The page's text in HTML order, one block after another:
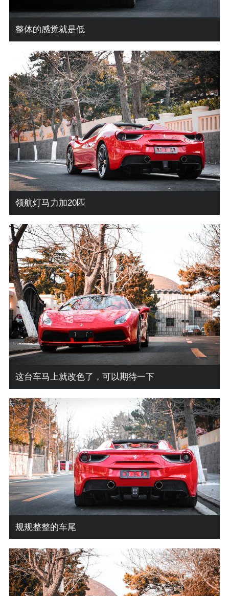
整体的感觉就是低
领航灯马力加20匹
这台车马上就改色了，可以期待一下
规规整整的车尾